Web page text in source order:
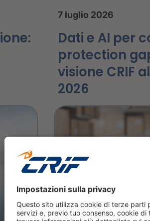
7 luglio 2026
Dati e AI per
protection
visione CRIF
2026